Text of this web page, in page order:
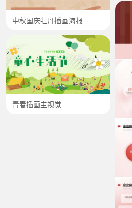
中秋国庆牡丹插画海报
青春插画主视觉